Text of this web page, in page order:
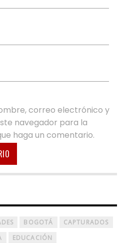
correo electrónico y
navegador para la
haga un comentario.
BOGOTÁ
CAPTURADOS
EDUCACIÓN